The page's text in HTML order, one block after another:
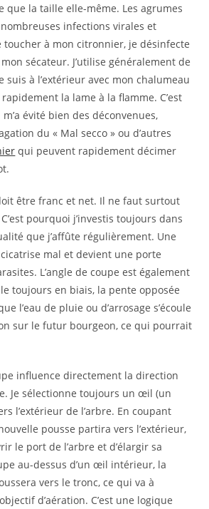
que la taille elle-même. Les agrumes
infections virales et
toucher à mon citronnier, je désinfecte
sécateur. J’utilise généralement de
suis à l’extérieur avec mon chalumeau
la lame à la flamme. C’est
évité bien des déconvenues,
du « Mal secco » ou d’autres
qui peuvent rapidement décimer
être franc et net. Il ne faut surtout
pourquoi j’investis toujours dans
que j’affûte régulièrement. Une
mal et devient une porte
L’angle de coupe est également
toujours en biais, la pente opposée
l’eau de pluie ou d’arrosage s’écoule
sur le futur bourgeon, ce qui pourrait
influence directement la direction
Je sélectionne toujours un œil (un
l’extérieur de l’arbre. En coupant
pousse partira vers l’extérieur,
le port de l’arbre et d’élargir sa
au-dessus d’un œil intérieur, la
vers le tronc, ce qui va à
d’aération. C’est une logique